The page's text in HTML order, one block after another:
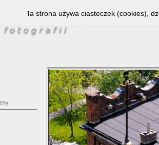
Ta strona używa ciasteczek (cookies),